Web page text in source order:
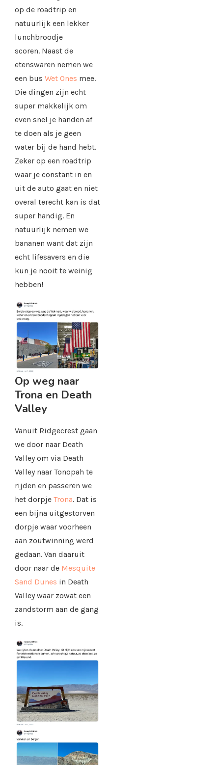
op de roadtrip en
natuurlijk een lekker
lunchbroodje
scoren. Naast de
etenswaren nemen we
een bus Wet Ones mee.
Die dingen zijn echt
super makkelijk om
even snel je handen af
te doen als je geen
water bij de hand hebt.
Zeker op een roadtrip
waar je constant in en
uit de auto gaat en niet
overal terecht kan is dat
super handig. En
natuurlijk nemen we
bananen want dat zijn
echt lifesavers en die
kun je nooit te weinig
hebben!
Op weg naar
Trona en Death
Valley
Vanuit Ridgecrest gaan
we door naar Death
Valley om via Death
Valley naar Tonopah te
rijden en passeren we
het dorpje Trona. Dat is
een bijna uitgestorven
dorpje waar voorheen
aan zoutwinning werd
gedaan. Van daaruit
door naar de Mesquite
Sand Dunes in Death
Valley waar zowat een
zandstorm aan de gang
is.